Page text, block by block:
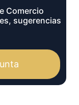
Comercio
sugerencias